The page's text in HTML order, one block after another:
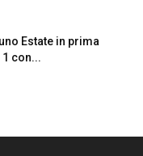
Estate in prima
con...